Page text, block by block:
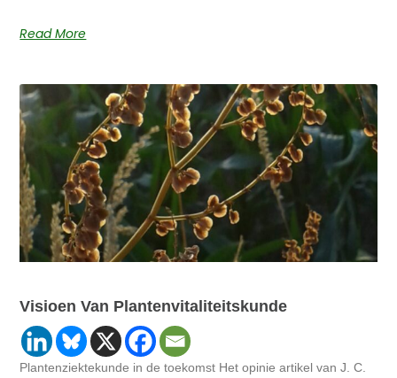
Read More
Visioen Van Plantenvitaliteitskunde
Plantenziektekunde in de toekomst Het opinie artikel van J. C.